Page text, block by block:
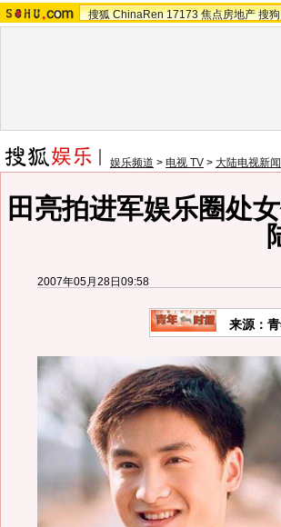
搜狐 ChinaRen 17173 焦点房地产 搜狗
娱乐频道 > 电视 TV > 大陆电视新闻
田亮拍进军娱乐圈处
2007年05月28日09:58
来源：